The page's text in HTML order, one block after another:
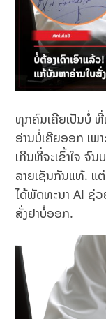
ທຸກຄົນເຄີຍເປັນບໍ່ ທີ່
ອ່ານບໍ່ເຄີຍອອກ ເພ
ເກີນທີ່ຈະເຂົ້າໃຈ ຈົ
ລາຍເຊັນກັນແທ້. ແ
ໄດ້ພັດທະນາ AI ຊ່
ສັ່ງຢາບໍ່ອອກ.